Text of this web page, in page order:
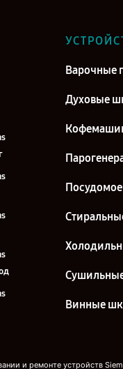
Варочные
Духовые
Винные
и ремонте устройств